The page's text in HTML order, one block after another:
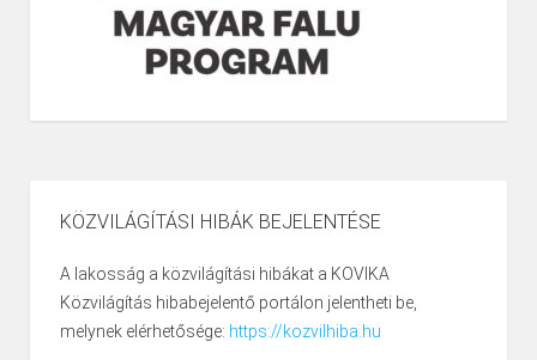
KÖZVILÁGÍTÁSI HIBÁK BEJELENTÉSE
A lakosság a közvilágítási hibákat a KOVIKA
Közvilágítás hibabejelentő portálon jelentheti be,
melynek elérhetősége: https://kozvilhiba.hu